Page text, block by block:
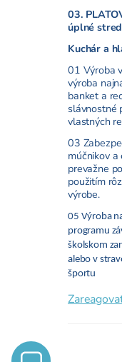
03.
úplné
Kuchár a
01 Výroba
výroba
banket a
slávnostné
vlastných
03
múčnikov
prevažne
použitím
výrobe.
05 Výroba
programu
školskom
alebo v
športu